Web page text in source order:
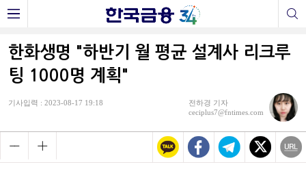
한화생명 "하반기 월 평균 설계사 리크루
팅 1000명 계획"
기사입력 : 2023-08-17 19:18
전하경 기자
ceciplus7@fntimes.com